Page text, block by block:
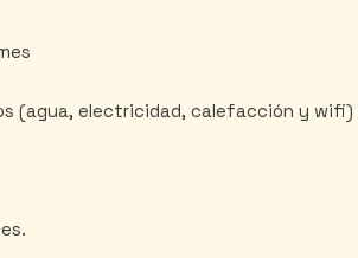
(agua, electricidad, calefacción y wifi)